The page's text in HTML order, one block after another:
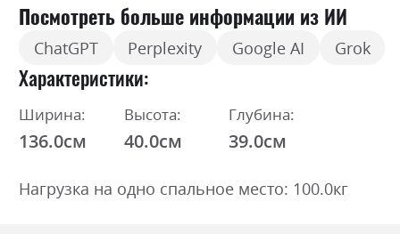
Посмотреть больше информации из ИИ
ChatGPT Perplexity Google AI Grok
Характеристики
Ширина:
136.0см
Высота:
40.0см
Глубина:
39.0см
Нагрузка на одно спальное место: 100.0кг